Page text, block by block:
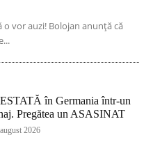
o vor auzi! Bolojan anunță că
în Germania într-un
Pregătea un ASASINAT
2026